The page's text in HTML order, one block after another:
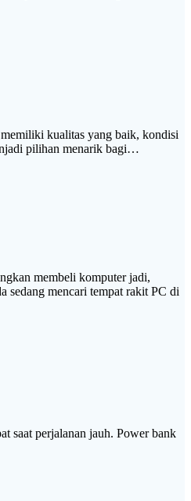
kualitas yang baik, kondisi
pilihan menarik bagi…
membeli komputer jadi,
sedang mencari tempat rakit PC di
saat perjalanan jauh. Power bank